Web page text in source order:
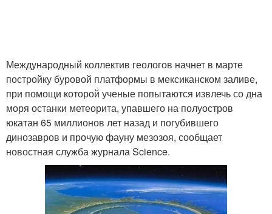
Международный коллектив геологов начнет в марте
постройку буровой платформы в мексиканском заливе,
при помощи которой ученые попытаются извлечь со дна
моря останки метеорита, упавшего на полуостров
юкатан 65 миллионов лет назад и погубившего
динозавров и прочую фауну мезозоя, сообщает
новостная служба журнала Science.